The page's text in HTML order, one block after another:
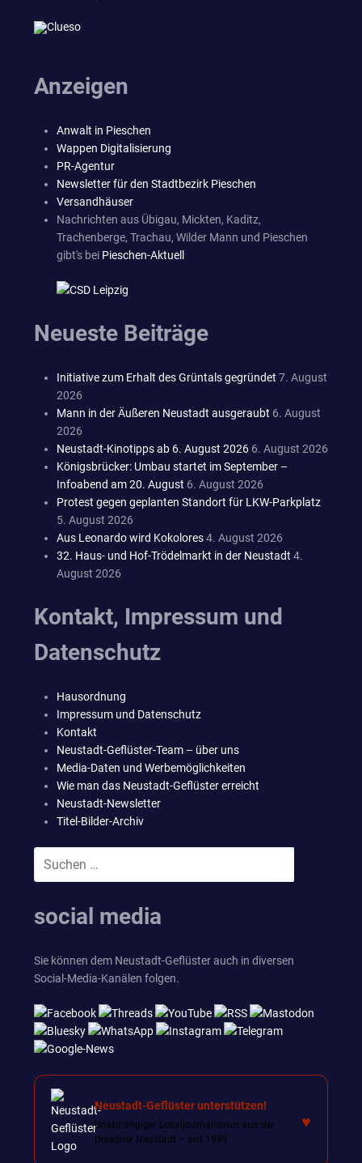
Anzeigen
Anwalt in Pieschen
Wappen Digitalisierung
PR-Agentur
Newsletter für den Stadtbezirk Pieschen
Versandhäuser
Nachrichten aus Übigau, Mickten, Kaditz,
Trachenberge, Trachau, Wilder Mann und Pieschen
gibt's bei Pieschen-Aktuell
Neueste Beiträge
Initiative zum Erhalt des Grüntals gegründet 7. August
2026
Mann in der Äußeren Neustadt ausgeraubt 6. August
2026
Neustadt-Kinotipps ab 6. August 2026 6. August 2026
Königsbrücker: Umbau startet im September –
Infoabend am 20. August 6. August 2026
Protest gegen geplanten Standort für LKW-Parkplatz
5. August 2026
Aus Leonardo wird Kokolores4. August 2026
32. Haus- und Hof-Trödelmarkt in der Neustadt 4.
August 2026
Kontakt, Impressum und
Datenschutz
Hausordnung
Impressum und Datenschutz
Kontakt
Neustadt-Geflüster-Team – über uns
Media-Daten und Werbemöglichkeiten
Wie man das Neustadt-Geflüster erreicht
Neustadt-Newsletter
Titel-Bilder-Archiv
social media
Sie können dem Neustadt-Geflüster auch in diversen
Social-Media-Kanälen folgen.
Neustadt-Geflüster unterstützen!
Unabhängiger Lokaljournalismus aus der
Dresdner Neustadt – seit 1999.
♥